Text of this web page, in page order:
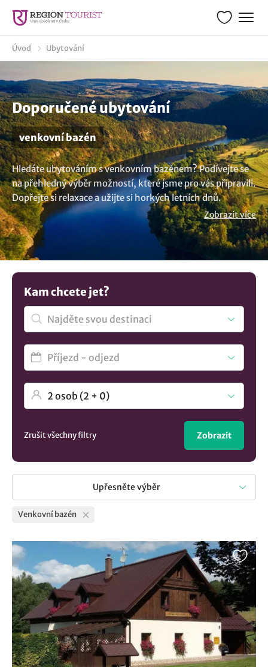
Úvod Ubytování
Doporučené ubytování
venkovní bazén
Hledáte ubytováním s venkovním bazénem? Podívejte se
na přehledný výběr možností, které jsme pro vás připravili.
Dopřejte si relaxace a užijte si horkých letních dnů.
Zaplavte si, osvěžte se nebo jen tak polenošte na lehátku.
Najděte si svůj ideální pobyt s venkovním bazénem pro
odpočinek, ale i zábavu. Není nad to si odpočinout u
bazénu a užít si léta jak se patří.
Zobrazit více
Kam chcete jet?
Zrušit všechny filtry Zobrazit
Upřesněte výběr
Venkovní bazén